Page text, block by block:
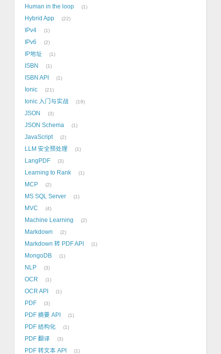
Human in the loop 1
Hybrid App 22
IPv4 1
IPv6 2
IP地址 1
ISBN 1
ISBN API 1
Ionic 21
Ionic 入门与实战 18
JSON 3
JSON Schema 1
JavaScript 2
LLM 安全预处理 1
LangPDF 3
Learning to Rank 1
MCP 2
MS SQL Server 1
MVC 4
Machine Learning 2
Markdown 2
Markdown 转 PDF API 1
MongoDB 1
NLP 3
OCR 1
OCR API 1
PDF 3
PDF 摘要 API 1
PDF 结构化 1
PDF 翻译 3
PDF 转文本 API 1